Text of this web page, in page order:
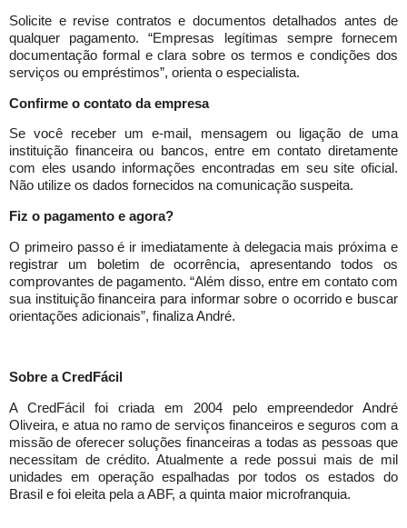
Solicite e revise contratos e documentos detalhados antes de
qualquer pagamento. “Empresas legítimas sempre fornecem
documentação formal e clara sobre os termos e condições dos
serviços ou empréstimos”, orienta o especialista.
Confirme o contato da empresa
Se você receber um e-mail, mensagem ou ligação de uma
instituição financeira ou bancos, entre em contato diretamente
com eles usando informações encontradas em seu site oficial.
Não utilize os dados fornecidos na comunicação suspeita.
Fiz o pagamento e agora?
O primeiro passo é ir imediatamente à delegacia mais próxima e
registrar um boletim de ocorrência, apresentando todos os
comprovantes de pagamento. “Além disso, entre em contato com
sua instituição financeira para informar sobre o ocorrido e buscar
orientações adicionais”, finaliza André.
Sobre a CredFácil
A CredFácil foi criada em 2004 pelo empreendedor André
Oliveira, e atua no ramo de serviços financeiros e seguros com a
missão de oferecer soluções financeiras a todas as pessoas que
necessitam de crédito. Atualmente a rede possui mais de mil
unidades em operação espalhadas por todos os estados do
Brasil e foi eleita pela a ABF, a quinta maior microfranquia.